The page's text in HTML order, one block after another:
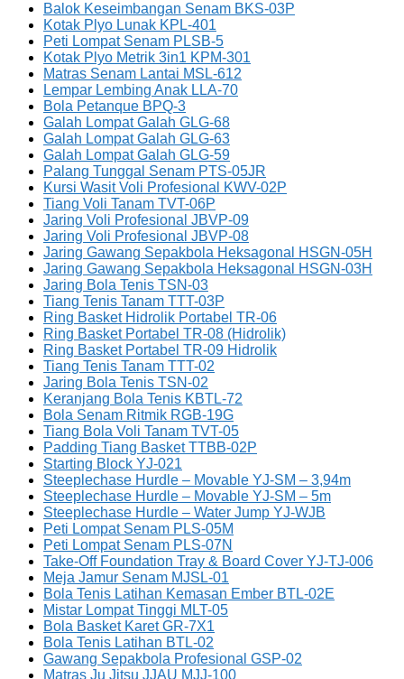
Balok Keseimbangan Senam BKS-03P
Kotak Plyo Lunak KPL-401
Peti Lompat Senam PLSB-5
Kotak Plyo Metrik 3in1 KPM-301
Matras Senam Lantai MSL-612
Lempar Lembing Anak LLA-70
Bola Petanque BPQ-3
Galah Lompat Galah GLG-68
Galah Lompat Galah GLG-63
Galah Lompat Galah GLG-59
Palang Tunggal Senam PTS-05JR
Kursi Wasit Voli Profesional KWV-02P
Tiang Voli Tanam TVT-06P
Jaring Voli Profesional JBVP-09
Jaring Voli Profesional JBVP-08
Jaring Gawang Sepakbola Heksagonal HSGN-05H
Jaring Gawang Sepakbola Heksagonal HSGN-03H
Jaring Bola Tenis TSN-03
Tiang Tenis Tanam TTT-03P
Ring Basket Hidrolik Portabel TR-06
Ring Basket Portabel TR-08 (Hidrolik)
Ring Basket Portabel TR-09 Hidrolik
Tiang Tenis Tanam TTT-02
Jaring Bola Tenis TSN-02
Keranjang Bola Tenis KBTL-72
Bola Senam Ritmik RGB-19G
Tiang Bola Voli Tanam TVT-05
Padding Tiang Basket TTBB-02P
Starting Block YJ-021
Steeplechase Hurdle – Movable YJ-SM – 3,94m
Steeplechase Hurdle – Movable YJ-SM – 5m
Steeplechase Hurdle – Water Jump YJ-WJB
Peti Lompat Senam PLS-05M
Peti Lompat Senam PLS-07N
Take-Off Foundation Tray & Board Cover YJ-TJ-006
Meja Jamur Senam MJSL-01
Bola Tenis Latihan Kemasan Ember BTL-02E
Mistar Lompat Tinggi MLT-05
Bola Basket Karet GR-7X1
Bola Tenis Latihan BTL-02
Gawang Sepakbola Profesional GSP-02
Matras Ju Jitsu JJAU MJJ-100